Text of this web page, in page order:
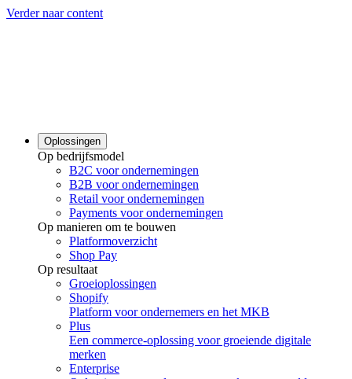
Verder naar content
Oplossingen
Op bedrijfsmodel
B2C voor ondernemingen
B2B voor ondernemingen
Retail voor ondernemingen
Payments voor ondernemingen
Op manieren om te bouwen
Platformoverzicht
Shop Pay
Op resultaat
Groeioplossingen
Shopify
Platform voor ondernemers en het MKB
Plus
Een commerce-oplossing voor groeiende digitale
merken
Enterprise